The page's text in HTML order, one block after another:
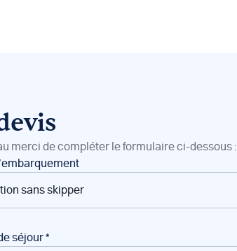
merci de compléter le formulaire ci-dessous :
séjour*